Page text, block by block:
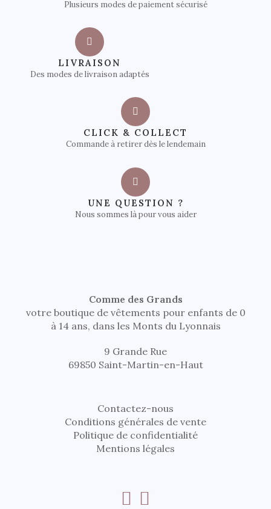
Plusieurs modes de paiement sécurisé
LIVRAISON
Des modes de livraison adaptés
CLICK & COLLECT
Commande à retirer dès le lendemain
UNE QUESTION ?
Nous sommes là pour vous aider
Comme des Grands
votre boutique de vêtements pour enfants de 0
à 14 ans, dans les Monts du Lyonnais
9 Grande Rue
69850 Saint-Martin-en-Haut
Contactez-nous
Conditions générales de vente
Politique de confidentialité
Mentions légales